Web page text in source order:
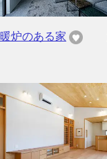
暖炉のある家